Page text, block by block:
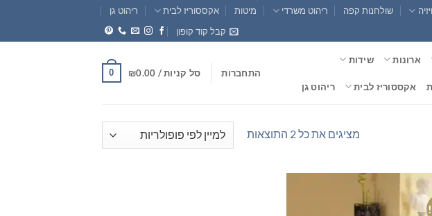
שולחנות קפה ריהוט משרדי מיטות אקססוריז לבית
ריהוט גן
קבל קוד קופון
ארונות שידות
אקססוריז לבית ריהוט גן
התחברות סל קניות / ₪0.00
0
מציגים את כל ⁦2⁩ התוצאות
ממוין
לפי